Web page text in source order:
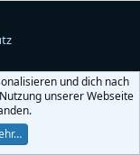
und dich nach
unserer Webseite